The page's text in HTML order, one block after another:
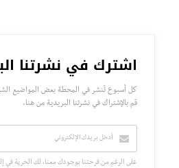
اشترك في نشرتنا
كل أسبوع تُنشر في المحطة بعض المواضيع
قم بالإشتراك في نشرتنا البريدية من هنا.
على الرغم من فرحتنا بوجودك معنا، لك الحرية في